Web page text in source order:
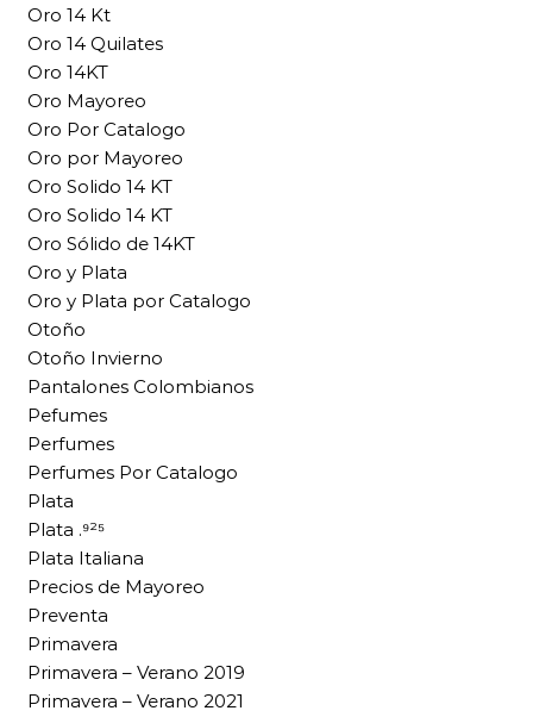
Oro 14 Kt
Oro 14 Quilates
Oro 14KT
Oro Mayoreo
Oro Por Catalogo
Oro por Mayoreo
Oro Solido 14 KT
Oro Solido 14 KT
Oro Sólido de 14KT
Oro y Plata
Oro y Plata por Catalogo
Otoño
Otoño Invierno
Pantalones Colombianos
Pefumes
Perfumes
Perfumes Por Catalogo
Plata
Plata .⁹²⁵
Plata Italiana
Precios de Mayoreo
Preventa
Primavera
Primavera – Verano 2019
Primavera – Verano 2021